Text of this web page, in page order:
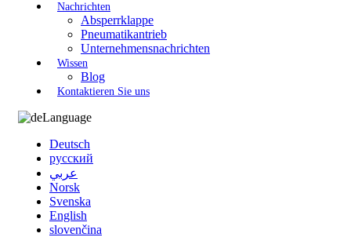
Nachrichten
Absperrklappe
Pneumatikantrieb
Unternehmensnachrichten
Wissen
Blog
Kontaktieren Sie uns
Language
Deutsch
русский
عربي
Norsk
Svenska
English
slovenčina